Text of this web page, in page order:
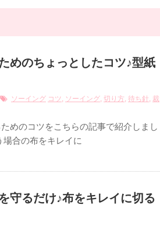
めのちょっとしたコツ♪型紙
ソーイング コツ, ソーイング, 切り方, 待ち針, 裁
めのコツをこちらの記事で紹介しまし
合の布をキレイに
守るだけ♪布をキレイに切る